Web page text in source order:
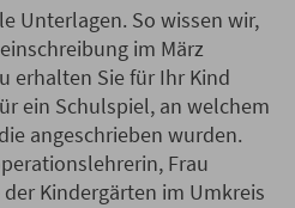
Unterlagen. So wissen wir,
im März
erhalten Sie für Ihr Kind
ein Schulspiel, an welchem
angeschrieben wurden.
Frau
Kindergärten im Umkreis